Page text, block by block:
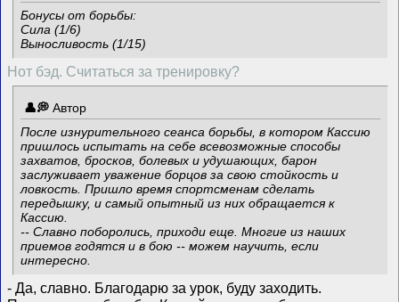
Бонусы от борьбы:
Сила (1/6)
Выносливость (1/15)
Нот бэд. Считаться за тренировку?
Автор
После изнурительного сеанса борьбы, в котором Кассию
пришлось испытать на себе всевозможные способы
захватов, бросков, болевых и удушающих, барон
заслуживает уважение борцов за свою стойкость и
ловкость. Пришло время спортсменам сделать
передышку, и самый опытный из них обращается к
Кассию.
-- Славно поборолись, приходи еще. Многие из наших
приемов годятся и в бою -- можем научить, если
интересно.
- Да, славно. Благодарю за урок, буду заходить.